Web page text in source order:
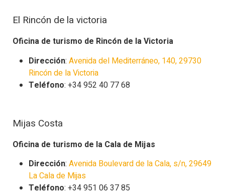
El Rincón de la victoria
Oficina de turismo de Rincón de la Victoria
Dirección: Avenida del Mediterráneo, 140, 29730
Rincón de la Victoria
Teléfono: +34 952 40 77 68
Mijas Costa
Oficina de turismo de la Cala de Mijas
Dirección: Avenida Boulevard de la Cala, s/n, 29649
La Cala de Mijas
Teléfono: +34 951 06 37 85